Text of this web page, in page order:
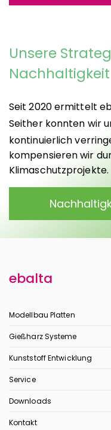
Unsere
Nachhaltigkeit
Seit 2020 ermittelt
Seither konnten wir
kontinuierlich
kompensieren wir
Klimaschutzprojekte.
ebalta
Modellbau Platten
Gießharz Systeme
Kunststoff Entwicklung
Service
Downloads
Kontakt